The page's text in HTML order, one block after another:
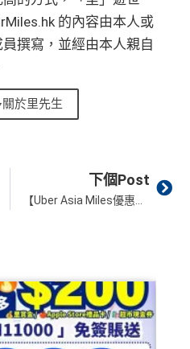
的內容由本人或
員撰寫，並經由本人親自
關於里先生
下個Post
【Uber Asia Miles優惠】國泰會員搭Uber Taxi賺亞洲萬里通里數優惠及教學2025